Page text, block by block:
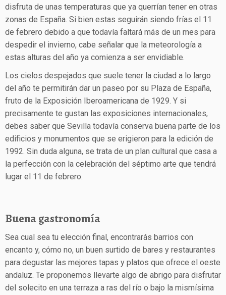
disfruta de unas temperaturas que ya querrían tener en otras
zonas de España. Si bien estas seguirán siendo frías el 11
de febrero debido a que todavía faltará más de un mes para
despedir el invierno, cabe señalar que la meteorología a
estas alturas del año ya comienza a ser envidiable.
Los cielos despejados que suele tener la ciudad a lo largo
del año te permitirán dar un paseo por su Plaza de España,
fruto de la Exposición Iberoamericana de 1929. Y si
precisamente te gustan las exposiciones internacionales,
debes saber que Sevilla todavía conserva buena parte de los
edificios y monumentos que se erigieron para la edición de
1992. Sin duda alguna, se trata de un plan cultural que casa a
la perfección con la celebración del séptimo arte que tendrá
lugar el 11 de febrero.
Buena gastronomía
Sea cual sea tu elección final, encontrarás barrios con
encanto y, cómo no, un buen surtido de bares y restaurantes
para degustar las mejores tapas y platos que ofrece el oeste
andaluz. Te proponemos llevarte algo de abrigo para disfrutar
del solecito en una terraza a ras del río o bajo la mismísima